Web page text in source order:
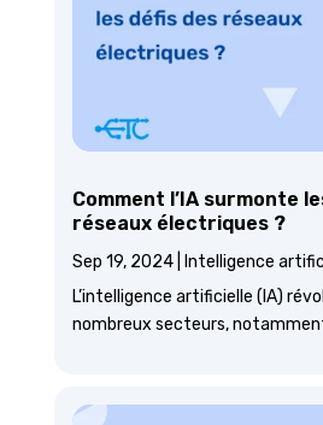
Comment l’IA surmonte
réseaux électriques ?
Sep 19, 2024|
Intelligence
L’intelligence artificielle (IA)
nombreux secteurs, notamment